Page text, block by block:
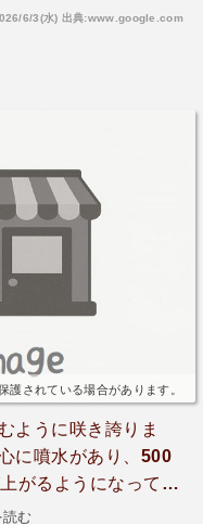
6/3(水) 出典:www.google.com
護されている場合があります。
ように咲き誇りま
に噴水があり、500
がるようになってま
ましたが、橋の老朽
む